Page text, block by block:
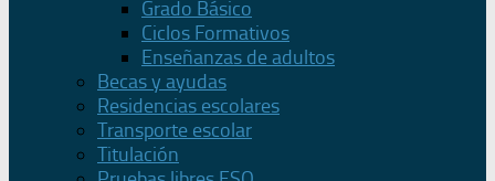
Grado Básico
Ciclos Formativos
Enseñanzas de adultos
Becas y ayudas
Residencias escolares
Transporte escolar
Titulación